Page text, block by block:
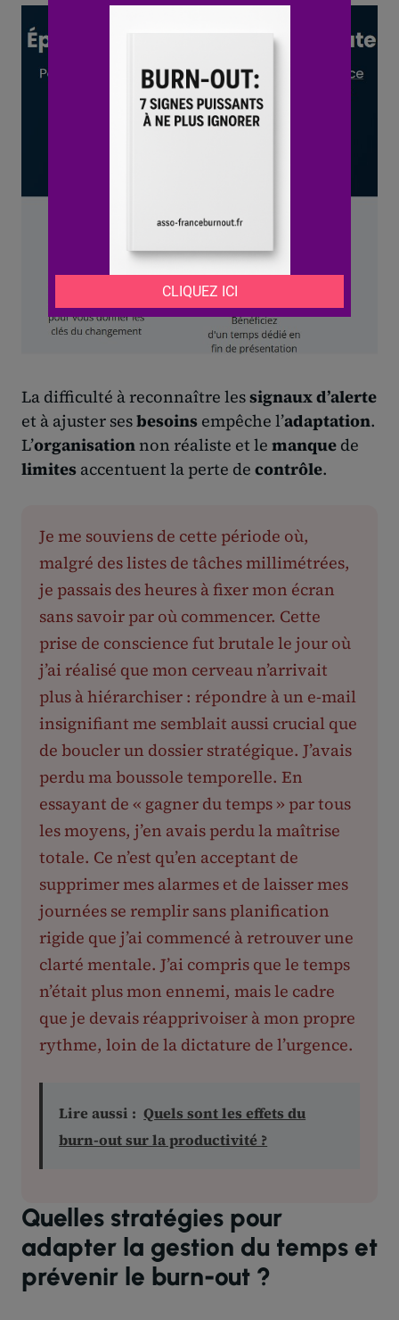
La difficulté à reconnaître lessignaux d’alerte
et à ajuster sesbesoins empêche l’adaptation.
L’organisationnon réaliste et le manque de
limites accentuent la perte de contrôle.
Je me souviens de cette période où,
malgré des listes de tâches millimétrées,
je passais des heures à fixer mon écran
sans savoir par où commencer. Cette
prise de conscience fut brutale le jour où
j’ai réalisé que mon cerveau n’arrivait
plus à hiérarchiser : répondre à un e-mail
insignifiant me semblait aussi crucial que
de boucler un dossier stratégique. J’avais
perdu ma boussole temporelle. En
essayant de « gagner du temps » par tous
les moyens, j’en avais perdu la maîtrise
totale. Ce n’est qu’en acceptant de
supprimer mes alarmes et de laisser mes
journées se remplir sans planification
rigide que j’ai commencé à retrouver une
clarté mentale. J’ai compris que le temps
n’était plus mon ennemi, mais le cadre
que je devais réapprivoiser à mon propre
rythme, loin de la dictature de l’urgence.
Lire aussi : Quels sont les effets du
burn-out sur la productivité ?
Quelles stratégies pour
adapter la gestion du temps et
prévenir le burn-out ?